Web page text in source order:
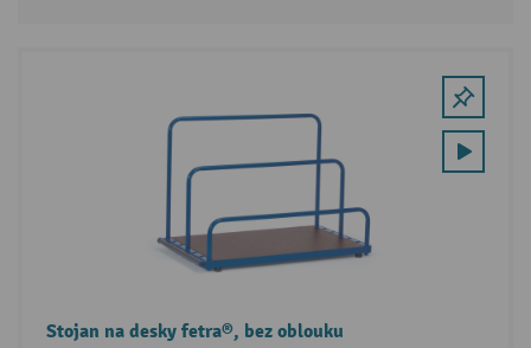
Stojan na desky fetra®, bez oblouku